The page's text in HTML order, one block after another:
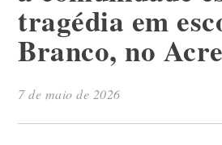
tragédia em
Branco, no Acre
7 de maio de 2026